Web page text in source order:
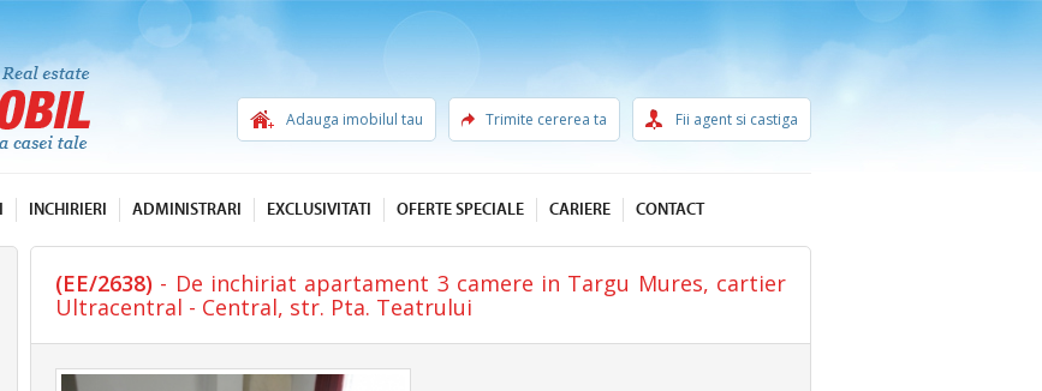
Adauga imobilul tau Trimite cererea ta Fii agent si castiga
INCHIRIERI ADMINISTRARI EXCLUSIVITATI OFERTE SPECIALE CARIERE CONTACT
(EE/2638) - De inchiriat apartament 3 camere in Targu Mures, cartier
Ultracentral - Central, str. Pta. Teatrului